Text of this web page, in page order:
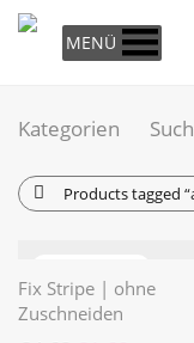
MENÜ
Kategorien
Products tagged
Fix Stripe | ohne
Zuschneiden